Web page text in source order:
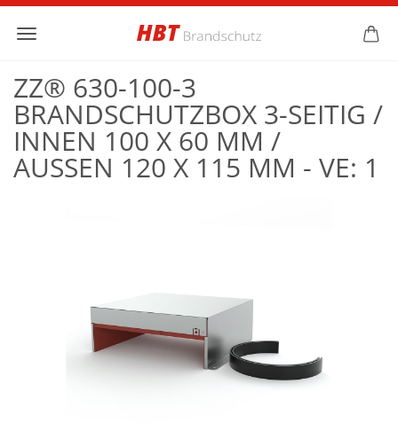
ZZ® 630-100-3
BRANDSCHUTZBOX 3-SEITIG /
INNEN 100 X 60 MM /
AUSSEN 120 X 115 MM - VE: 1